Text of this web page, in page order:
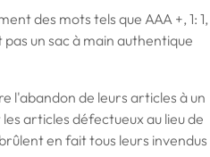
des mots tels que AAA +, 1: 1,
un sac à main authentique
l'abandon de leurs articles à un
articles défectueux au lieu de
en fait tous leurs invendus